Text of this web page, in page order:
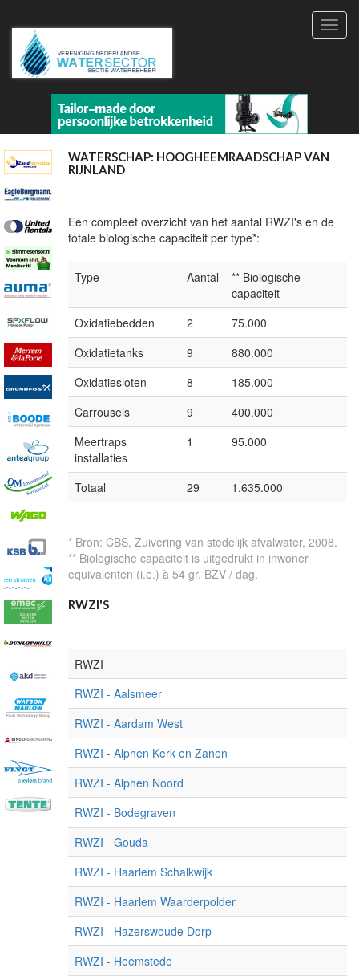
WATERSCHAP: HOOGHEEMRAADSCHAP VAN
RIJNLAND
Een compleet overzicht van het aantal RWZI's en de
totale biologische capaciteit per type*:
Type Aantal
** Biologische
capaciteit
Oxidatiebedden
2
75.000
Oxidatietanks
9
880.000
Oxidatiesloten
8
185.000
Carrousels
9
400.000
Meertraps
installaties
1 95.000
Totaal 29 1.635.000
* Bron: CBS, Zuivering van stedelijk afvalwater, 2008.
** Biologische capaciteit is uitgedrukt in inwoner
equivalenten (i.e.) à 54 gr. BZV / dag.
RWZI'S
RWZI
RWZI - Aalsmeer
RWZI - Aardam West
RWZI - Alphen Kerk en Zanen
RWZI - Alphen Noord
RWZI - Bodegraven
RWZI - Gouda
RWZI - Haarlem Schalkwijk
RWZI - Haarlem Waarderpolder
RWZI - Hazerswoude Dorp
RWZI - Heemstede